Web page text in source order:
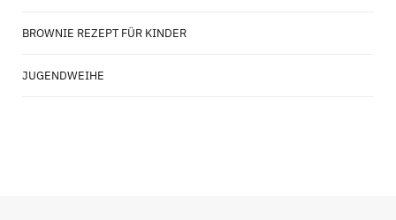
BROWNIE REZEPT FÜR KINDER
JUGENDWEIHE